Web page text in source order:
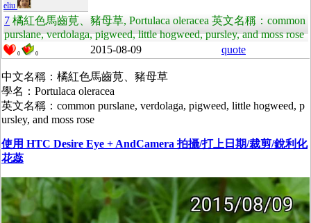
eliu
7 橘紅色馬齒莧、豬母草, Portulaca oleracea 英文名稱：common
purslane, verdolaga, pigweed, little hogweed, pursley, and moss rose
0 0 2015-08-09 quote
中文名稱：橘紅色馬齒莧、豬母草
學名：Portulaca oleracea
英文名稱：common purslane, verdolaga, pigweed, little hogweed, p
ursley, and moss rose
使用 HTC Desire Eye + AndCamera 拍攝/打上日期/裁剪/銳利化
花蕊